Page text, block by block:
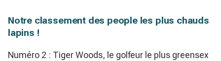
Notre classement des people les plus chauds
lapins !
Numéro 2 : Tiger Woods, le golfeur le plus greensex